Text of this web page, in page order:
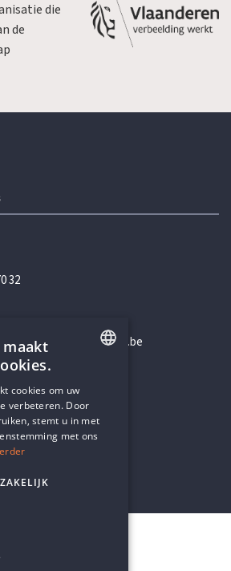
die
de
32
4
2000
2026
DUTCH
maakt
cookies om uw
verbeteren. Door
stemt u in met
met ons